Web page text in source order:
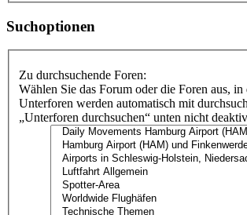
Suchoptionen
Zu durchsuchende Foren:
Wählen Sie das Forum oder die Foren aus,
Unterforen werden automatisch mit
„Unterforen durchsuchen“ unten nicht